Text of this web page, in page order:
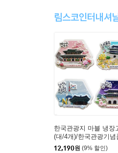
림스코인터내셔
한국관광지 마블 냉장
(대/4개)/한국관광기념
공예품 민예품/외국인
12,190원 (9% 할인)